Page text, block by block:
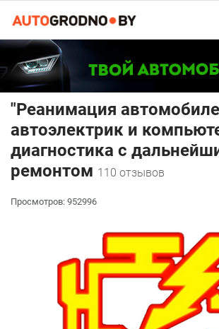
"Реанимация
автоэлектрик и
диагностика с
ремонтом 110 отзывов
Просмотров: 952996